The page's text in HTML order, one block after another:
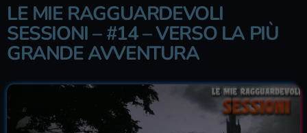
LE MIE RAGGUARDEVOLI
SESSIONI – #14 – VERSO LA PIÙ
GRANDE AVVENTURA